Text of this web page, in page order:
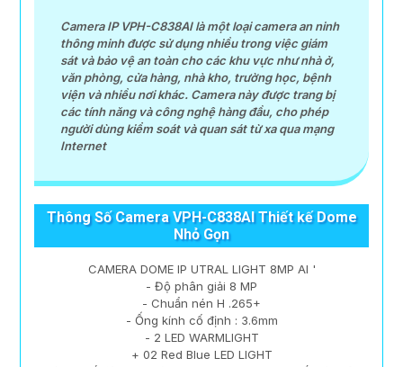
Camera IP VPH-C838AI là một loại camera an ninh
thông minh được sử dụng nhiều trong việc giám
sát và bảo vệ an toàn cho các khu vực như nhà ở,
văn phòng, cửa hàng, nhà kho, trường học, bệnh
viện và nhiều nơi khác. Camera này được trang bị
các tính năng và công nghệ hàng đầu, cho phép
người dùng kiểm soát và quan sát từ xa qua mạng
Internet
Thông Số Camera VPH-C838AI Thiết kế Dome
Nhỏ Gọn
CAMERA DOME IP UTRAL LIGHT 8MP AI '
- Độ phân giải 8 MP
- Chuẩn nén H .265+
- Ống kính cố định : 3.6mm
- 2 LED WARMLIGHT
+ 02 Red Blue LED LIGHT